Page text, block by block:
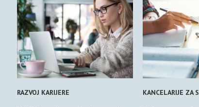
RAZVOJ KARIJERE KANCELARIJE ZA